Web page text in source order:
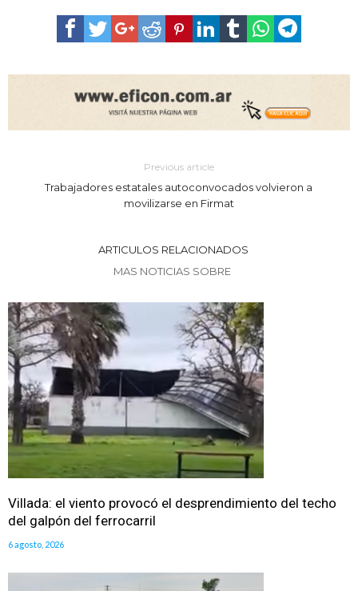
Previous article
Trabajadores estatales autoconvocados volvieron a
movilizarse en Firmat
ARTICULOS RELACIONADOS
MAS NOTICIAS SOBRE
Villada: el viento provocó el desprendimiento del techo
del galpón del ferrocarril
6 agosto, 2026